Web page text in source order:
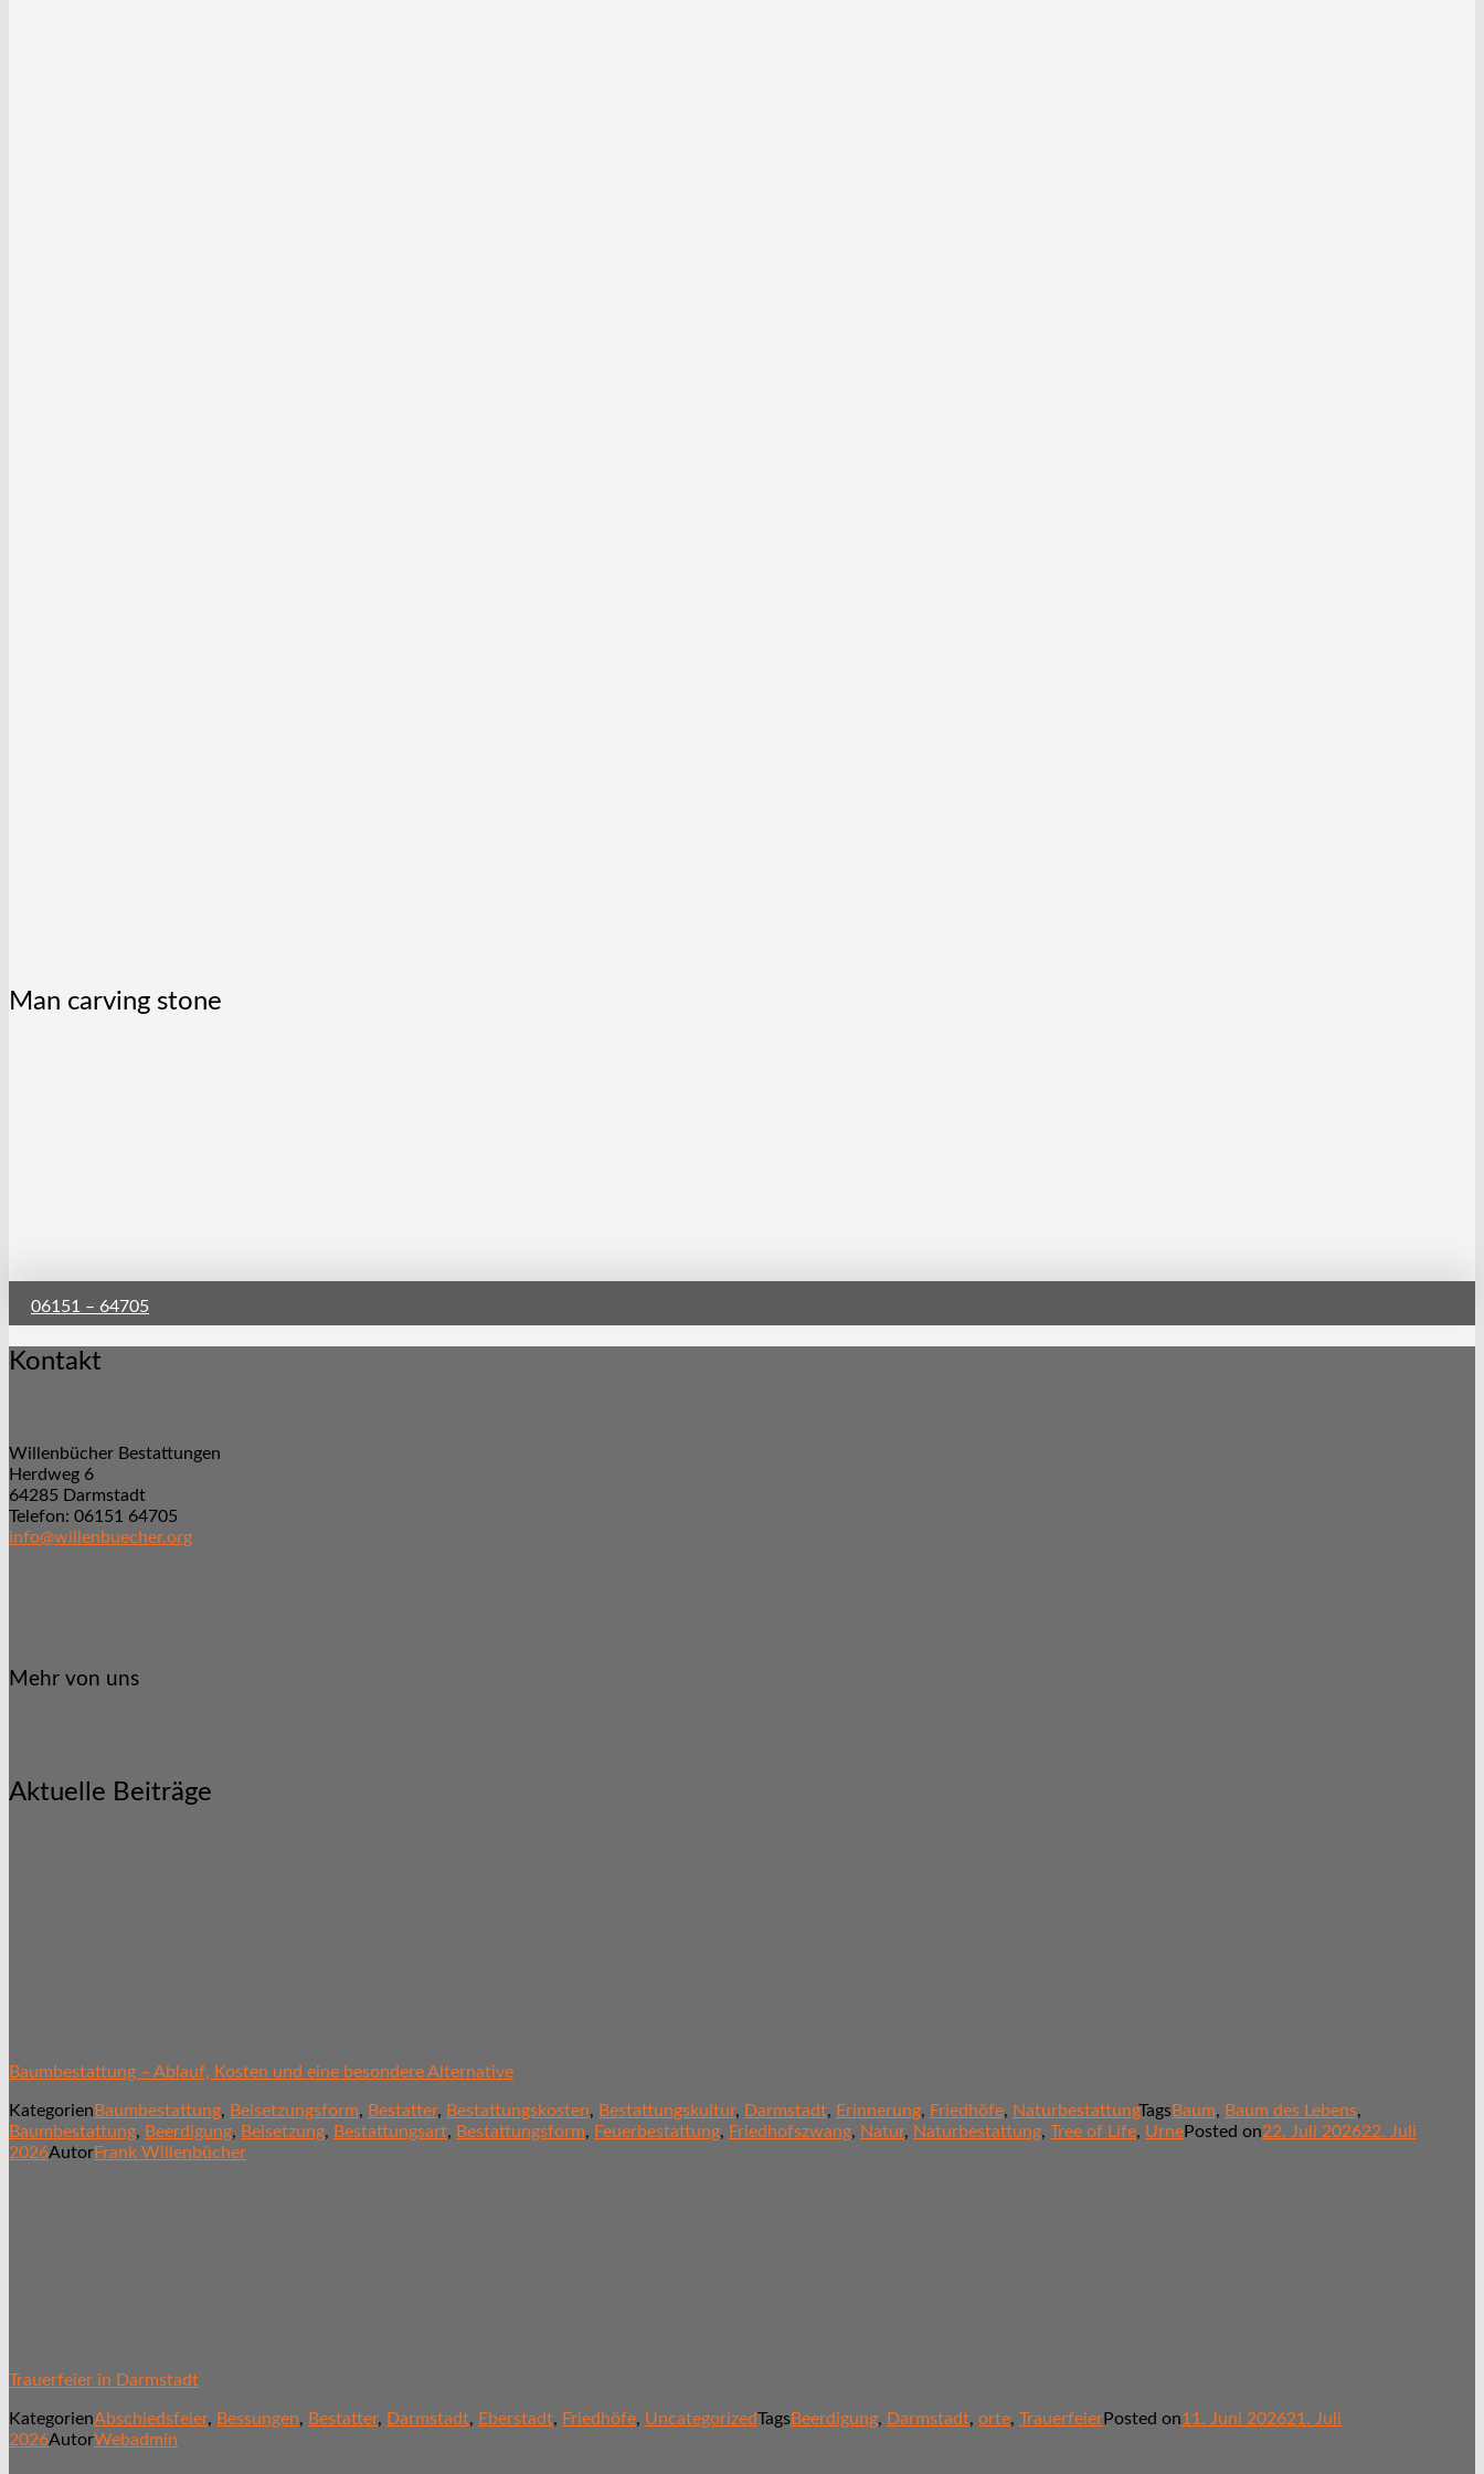
Man carving stone
06151 – 64705
Kontakt
Willenbücher Bestattungen
Herdweg 6
64285 Darmstadt
Telefon: 06151 64705
info@willenbuecher.org
Mehr von uns
Aktuelle Beiträge
Baumbestattung – Ablauf, Kosten und eine besondere Alternative
Kategorien Baumbestattung, Beisetzungsform, Bestatter, Bestattungskosten, Bestattungskultur, Darmstadt, Erinnerung, Friedhöfe, NaturbestattungTagsBaum, Baum des Lebens,
Baumbestattung, Beerdigung, Beisetzung, Bestattungsart, Bestattungsform, Feuerbestattung, Friedhofszwang, Natur, Naturbestattung, Tree of Life, UrnePosted on22. Juli 202622. Juli
2026AutorFrank Willenbücher
Trauerfeier in Darmstadt
KategorienAbschiedsfeier, Bessungen, Bestatter, Darmstadt, Eberstadt, Friedhöfe, UncategorizedTagsBeerdigung, Darmstadt, orte, TrauerfeierPosted on11. Juni 202621. Juli
2026AutorWebadmin